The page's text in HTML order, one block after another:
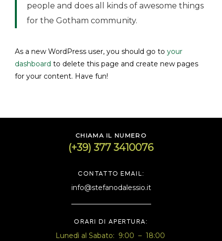
people and does all kinds of awesome things
for the Gotham community.
As a new WordPress user, you should go to your
dashboard to delete this page and create new pages
for your content. Have fun!
CHIAMA IL NUMERO
(+39) 377 3410076
CONTATTO EMAIL:
info@stefanodalessio.it
ORARI DI APERTURA:
Lunedì al Sabato: 9:00 – 18:00